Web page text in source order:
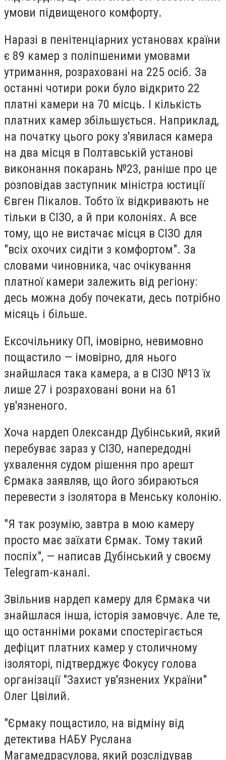
умови підвищеного комфорту.
Наразі в пенітенціарних установах країни
є 89 камер з поліпшеними умовами
утримання, розраховані на 225 осіб. За
останні чотири роки було відкрито 22
платні камери на 70 місць. І кількість
платних камер збільшується. Наприклад,
на початку цього року з'явилася камера
на два місця в Полтавській установі
виконання покарань №23, раніше про це
розповідав заступник міністра юстиції
Євген Пікалов. Тобто їх відкривають не
тільки в СІЗО, а й при колоніях. А все
тому, що не вистачає місця в СІЗО для
"всіх охочих сидіти з комфортом". За
словами чиновника, час очікування
платної камери залежить від регіону:
десь можна добу почекати, десь потрібно
місяць і більше.
Ексочільнику ОП, імовірно, невимовно
пощастило — імовірно, для нього
знайшлася така камера, а в СІЗО №13 їх
лише 27 і розраховані вони на 61
ув'язненого.
Хоча нардеп Олександр Дубінський, який
перебуває зараз у СІЗО, напередодні
ухвалення судом рішення про арешт
Єрмака заявляв, що його збираються
перевести з ізолятора в Менську колонію.
"Я так розумію, завтра в мою камеру
просто має заїхати Єрмак. Тому такий
поспіх", — написав Дубінський у своєму
Telegram-каналі.
Звільнив нардеп камеру для Єрмака чи
знайшлася інша, історія замовчує. Але те,
що останніми роками спостерігається
дефіцит платних камер у столичному
ізоляторі, підтверджує Фокусу голова
організації "Захист ув'язнених України"
Олег Цвілий.
"Єрмаку пощастило, на відміну від
детектива НАБУ Руслана
Магамедрасулова, який розслідував